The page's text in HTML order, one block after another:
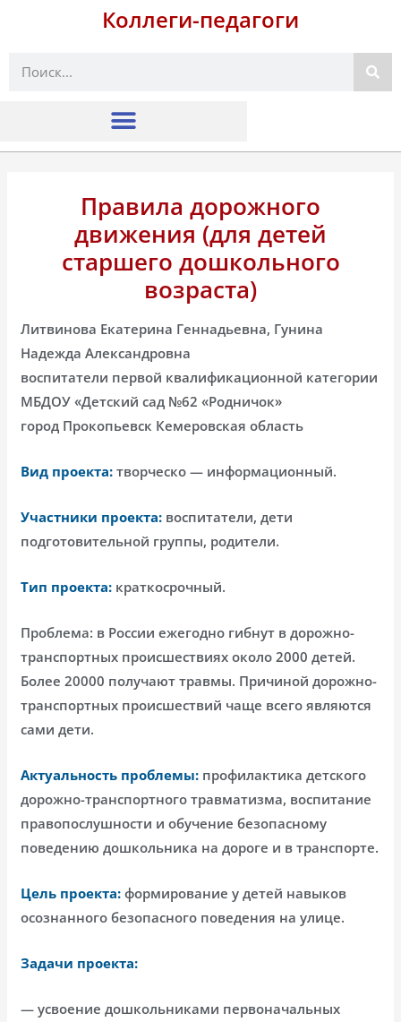
Коллеги-педагоги
Поиск
Правила дорожного
движения (для детей
старшего дошкольного
возраста)
Литвинова Екатерина Геннадьевна, Гунина
Надежда Александровна
воспитатели первой квалификационной категории
МБДОУ «Детский сад №62 «Родничок»
город Прокопьевск Кемеровская область
Вид проекта: творческо — информационный.
Участники проекта: воспитатели, дети
подготовительной группы, родители.
Тип проекта: краткосрочный.
Проблема: в России ежегодно гибнут в дорожно-
транспортных происшествиях около 2000 детей.
Более 20000 получают травмы. Причиной дорожно-
транспортных происшествий чаще всего являются
сами дети.
Актуальность проблемы: профилактика детского
дорожно-транспортного травматизма, воспитание
правопослушности и обучение безопасному
поведению дошкольника на дороге и в транспорте.
Цель проекта:формирование у детей навыков
осознанного безопасного поведения на улице.
Задачи проекта:
— усвоение дошкольниками первоначальных